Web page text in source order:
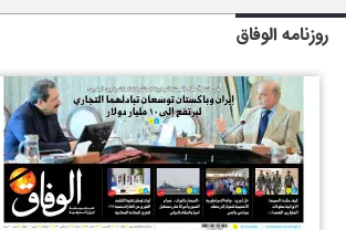
روزنامه الوفاق